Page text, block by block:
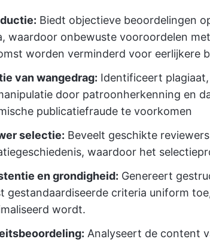
Biedt objectieve beoordelingen
waardoor onbewuste vooroordelen
worden verminderd voor eerlijkere
van wangedrag: Identificeert
door patroonherkenning en
publicatiefraude te voorkomen
selectie: Beveelt geschikte
waardoor het
en grondigheid: Genereert
gestandaardiseerde criteria uniform
wordt.
Analyseert de content